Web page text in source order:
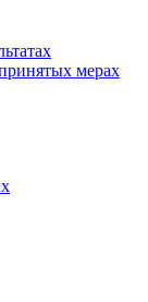
мерах